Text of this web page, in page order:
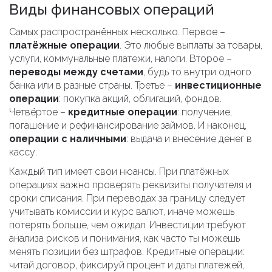
Виды финансовых операций
Самых распространённых несколько. Первое –
платёжные операции. Это любые выплаты за товары,
услуги, коммунальные платежи, налоги. Второе –
переводы между счетами, будь то внутри одного
банка или в разные страны. Третье – инвестиционные
операции: покупка акций, облигаций, фондов.
Четвёртое – кредитные операции: получение,
погашение и рефинансирование займов. И наконец,
операции с наличными: выдача и внесение денег в
кассу.
Каждый тип имеет свои нюансы. При платёжных
операциях важно проверять реквизиты получателя и
сроки списания. При переводах за границу следует
учитывать комиссии и курс валют, иначе можешь
потерять больше, чем ожидал. Инвестиции требуют
анализа рисков и понимания, как часто ты можешь
менять позиции без штрафов. Кредитные операции:
читай договор, фиксируй процент и даты платежей,